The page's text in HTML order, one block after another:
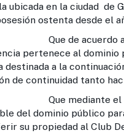
ubicada en la ciudad de
ostenta desde el
de acuerdo a
pertenece al dominio
destinada a la
de continuidad tanto
mediante el dictado
del dominio público
su propiedad al Club